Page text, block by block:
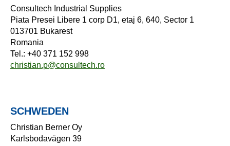
Consultech Industrial Supplies
Piata Presei Libere 1 corp D1, etaj 6, 640, Sector 1
013701 Bukarest
Romania
Tel.: +40 371 152 998
christian.p@consultech.ro
SCHWEDEN
Christian Berner Oy
Karlsbodavägen 39